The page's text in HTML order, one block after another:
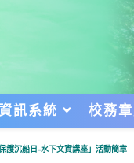
訊系統 校務章
護沉船日-水下文資講座」活動簡章